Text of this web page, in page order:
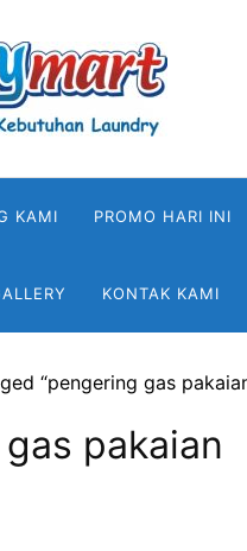
KAMI PROMO HARI INI
KONTAK KAMI
“pengering gas
pakaian